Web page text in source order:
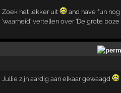
Zoek het lekker uit
and have fun
'waarheid' vertellen over 'De grote boze
Jullie zijn aardig aan elkaar gewaagd